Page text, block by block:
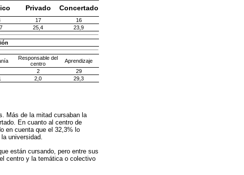
Privado Concertado
17
16
25,4 23,9
Responsable del
centro
Aprendizaje
2
29
2,0 29,3
Más de la mitad cursaban la
En cuanto al centro de
en cuenta que el 32,3% lo
universidad.
están cursando, pero entre sus
centro y la temática o colectivo